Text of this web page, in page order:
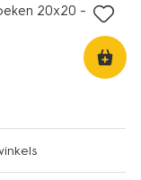
20x20 - 2